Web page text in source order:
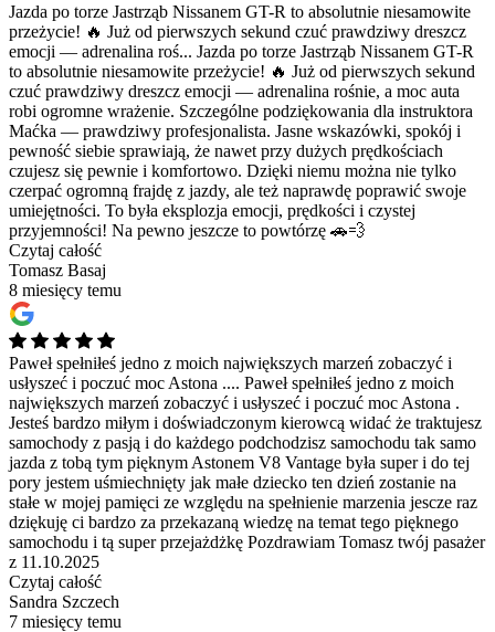
Jazda po torze Jastrząb Nissanem GT-R to absolutnie niesamowite
przeżycie! 🔥 Już od pierwszych sekund czuć prawdziwy dreszcz
emocji — adrenalina roś... Jazda po torze Jastrząb Nissanem GT-R
to absolutnie niesamowite przeżycie! 🔥 Już od pierwszych sekund
czuć prawdziwy dreszcz emocji — adrenalina rośnie, a moc auta
robi ogromne wrażenie. Szczególne podziękowania dla instruktora
Maćka — prawdziwy profesjonalista. Jasne wskazówki, spokój i
pewność siebie sprawiają, że nawet przy dużych prędkościach
czujesz się pewnie i komfortowo. Dzięki niemu można nie tylko
czerpać ogromną frajdę z jazdy, ale też naprawdę poprawić swoje
umiejętności. To była eksplozja emocji, prędkości i czystej
przyjemności! Na pewno jeszcze to powtórzę 🚗💨
Czytaj całość
Tomasz Basaj
8 miesięcy temu
Paweł spełniłeś jedno z moich największych marzeń zobaczyć i
usłyszeć i poczuć moc Astona .... Paweł spełniłeś jedno z moich
największych marzeń zobaczyć i usłyszeć i poczuć moc Astona .
Jesteś bardzo miłym i doświadczonym kierowcą widać że traktujesz
samochody z pasją i do każdego podchodzisz samochodu tak samo
jazda z tobą tym pięknym Astonem V8 Vantage była super i do tej
pory jestem uśmiechnięty jak małe dziecko ten dzień zostanie na
stałe w mojej pamięci ze względu na spełnienie marzenia jescze raz
dziękuję ci bardzo za przekazaną wiedzę na temat tego pięknego
samochodu i tą super przejażdżkę Pozdrawiam Tomasz twój pasażer
z 11.10.2025
Czytaj całość
Sandra Szczech
7 miesięcy temu